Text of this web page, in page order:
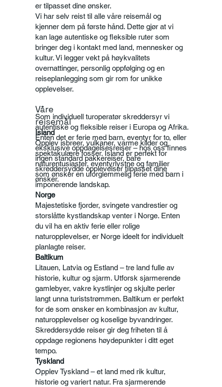
er tilpasset dine ønsker.
Vi har selv reist til alle våre reisemål og
kjenner dem på første hånd. Dette gjør at vi
kan lage autentiske og fleksible ruter som
bringer deg i kontakt med land, mennesker og
kultur. Vi legger vekt på høykvalitets
overnattinger, personlig oppfølging og en
reiseplanlegging som gir rom for unikke
opplevelser.
Våre
reisemål
Som individuell turoperatør skreddersyr vi
autentiske og fleksible reiser i Europa og Afrika.
Enten det er ferie med barn, eventyr for to, eller
eksklusive oppdagelsesreiser – hos oss finnes
ingen standard pakkereiser, bare
skreddersydde opplevelser tilpasset dine
ønsker.
Island
Opplev isbreer, vulkaner, varme kilder og
spektakulære fosser. Island er perfekt for
naturentusiaster, eventyrlystne og familier
som ønsker en uforglemmelig ferie med barn i
imponerende landskap.
Norge
Majestetiske fjorder, svingete vandrestier og
storslåtte kystlandskap venter i Norge. Enten
du vil ha en aktiv ferie eller rolige
naturopplevelser, er Norge ideelt for individuelt
planlagte reiser.
Baltikum
Litauen, Latvia og Estland – tre land fulle av
historie, kultur og sjarm. Utforsk sjarmerende
gamlebyer, vakre kystlinjer og skjulte perler
langt unna turiststrømmen. Baltikum er perfekt
for de som ønsker en kombinasjon av kultur,
naturopplevelser og koselige byvandringer.
Skreddersydde reiser gir deg friheten til å
oppdage regionens høydepunkter i ditt eget
tempo.
Tyskland
Opplev Tyskland – et land med rik kultur,
historie og variert natur. Fra sjarmerende